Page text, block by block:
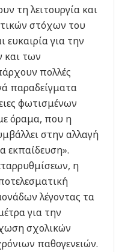
τη λειτουργία και
στόχων του
ευκαιρία για την
και των
πολλές
παραδείγματα
φωτισμένων
όραμα, που η
στην αλλαγή
εκπαίδευση».
η
λέγοντας τα
για την
σχολικών
παθογενειών.